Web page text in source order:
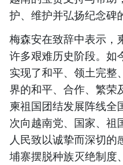
护、维护并弘扬纪念碑
梅森安在致辞中表示，
许多艰难历史阶段。如
实现了和平、领土完整
界的和平、合作、繁荣
柬祖国团结发展阵线全
次向越南党、国家、祖
人民致以诚挚而深切的
埔寨摆脱种族灭绝制度